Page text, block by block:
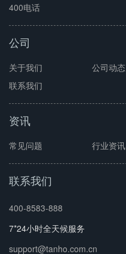
400电话
公司
关于我们 公司动态
联系我们
资讯
常见问题 行业资讯
联系我们
400-8583-888
7*24小时全天候服务
support@tanho.com.cn